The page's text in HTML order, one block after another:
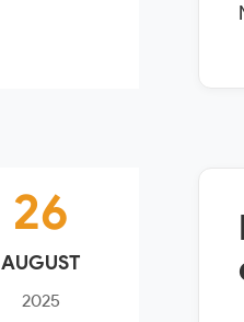
26
AUGUST
2025